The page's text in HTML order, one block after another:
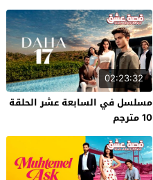
02:23:32
مسلسل في السابعة عشر الحلقة
10 مترجم